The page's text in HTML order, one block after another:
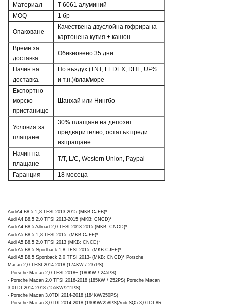
Материал
T-6061 алуминий
MOQ
1 бр
Опаковане
Качествена двуслойна гофрирана
картонена кутия + кашон
Време за
доставка
Обикновено 35 дни
Начин на
доставка
По въздух (TNT, FEDEX, DHL, UPS
и т.н.)/влак/море
Експортно
морско
пристанище
Шанхай или Нингбо
Условия за
плащане
30% плащане на депозит
предварително, остатък преди
изпращане
Начин на
плащане
T/T, L/C, Western Union, Paypal
Гаранция 18 месеца
AudiA4 B8.5 1,8 TFSI 2013-2015 (MKB:CJEB)*
Audi A4 B8.5 2,0 TFSI 2013-2015 (MKB: CNCD)*
Audi A4 B8.5 Allroad 2,0 TFSI 2013-2015 (MKB: CNCD)*
Audi A5 B8.5 1,8 TFSI 2015- (MKB:CJEE)*
Audi A5 B8.5 2,0 TFSI 2013 (MKB: CNCD)*
Audi A5 B8.5 Sportback 1,8 TFSI 2015- (MKB:CJEE)*
Audi A5 B8.5 Sportback 2,0 TFSI 2013- (MKB: CNCD)* Porsche
Macan 2,0 TFSI 2014-2018 (174KW / 237PS)
- Porsche Macan 2,0 TFSI 2018+ (180KW / 245PS)
- Porsche Macan 2,0 TFSI 2016-2018 (185KW / 252PS) Porsche Macan
3,0TDI 2014-2018 (155KW/211PS)
- Porsche Macan 3,0TDI 2014-2018 (184KW/250PS)
- Porsche Macan 3,0TDI 2014-2018 (190KW/258PS)Audi SQ5 3,0TDI 8R